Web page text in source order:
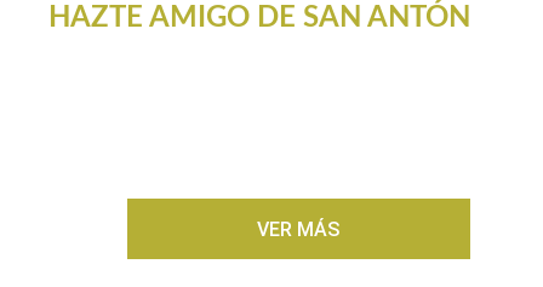
HAZTE AMIGO DE SAN ANTÓN
VER MÁS